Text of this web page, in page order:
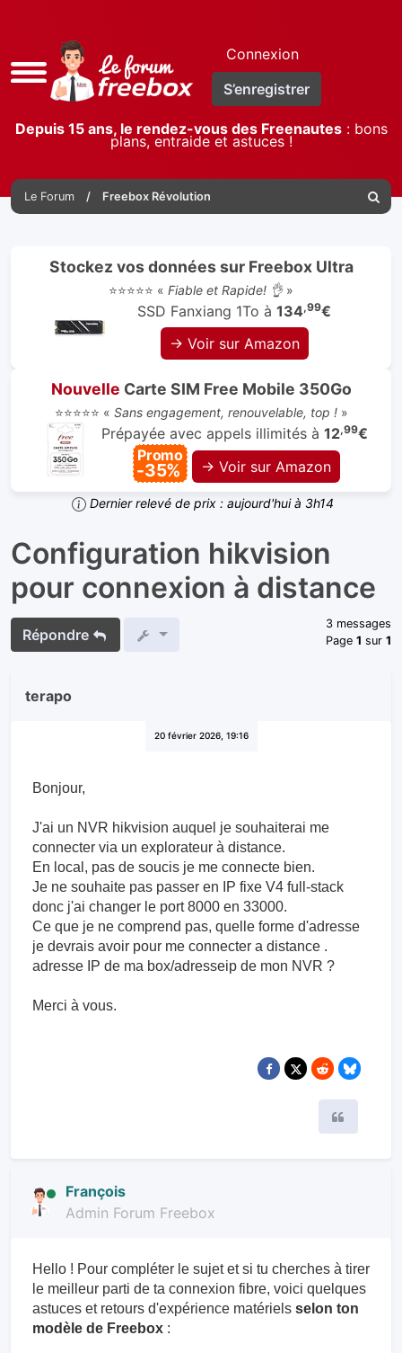
Accès
rapide
Connexion
S’enregistrer
Depuis 15 ans, le rendez-vous des Freenautes: bons
plans, entraide et astuces !
Le Forum Freebox Révolution
Stockez vos données sur Freebox Ultra
⭐⭐⭐⭐⭐ « Fiable et Rapide! 👌»
SSD Fanxiang 1To à 134,99€
→ Voir sur Amazon
Nouvelle Carte SIM Free Mobile 350Go
⭐⭐⭐⭐⭐ « Sans engagement, renouvelable, top !»
Prépayée avec appels illimités à 12,99€
Promo
-35% → Voir sur Amazon
Dernier relevé de prix : aujourd'hui à 3h14
Configuration hikvision
pour connexion à distance
Répondre
3 messages
Page1 sur1
terapo
20 février 2026, 19:16
Bonjour,
J'ai un NVR hikvision auquel je souhaiterai me
connecter via un explorateur à distance.
En local, pas de soucis je me connecte bien.
Je ne souhaite pas passer en IP fixe V4 full-stack
donc j'ai changer le port 8000 en 33000.
Ce que je ne comprend pas, quelle forme d'adresse
je devrais avoir pour me connecter a distance .
adresse IP de ma box/adresseip de mon NVR ?
Merci à vous.
François
Admin Forum Freebox
Hello ! Pour compléter le sujet et si tu cherches à tirer
le meilleur parti de ta connexion fibre, voici quelques
astuces et retours d'expérience matériels selon ton
modèle de Freebox :